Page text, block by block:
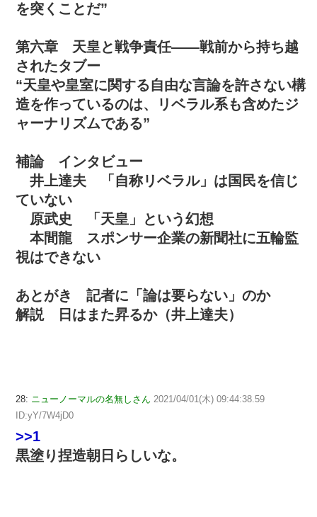
を突くことだ”
第六章 天皇と戦争責任――戦前から持ち越
されたタブー
“天皇や皇室に関する自由な言論を許さない構
造を作っているのは、リベラル系も含めたジ
ャーナリズムである”
補論 インタビュー
井上達夫 「自称リベラル」は国民を信じ
ていない
原武史 「天皇」という幻想
本間龍 スポンサー企業の新聞社に五輪監
視はできない
あとがき 記者に「論は要らない」のか
解説 日はまた昇るか（井上達夫）
28: ニューノーマルの名無しさん 2021/04/01(木) 09:44:38.59
ID:yY/7W4jD0
>>1
黒塗り捏造朝日らしいな。